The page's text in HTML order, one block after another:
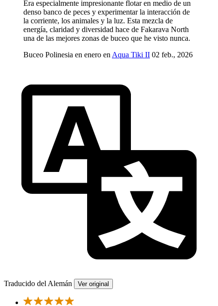
Era especialmente impresionante flotar en medio de un
denso banco de peces y experimentar la interacción de
la corriente, los animales y la luz. Esta mezcla de
energía, claridad y diversidad hace de Fakarava North
una de las mejores zonas de buceo que he visto nunca.
Buceo Polinesia en enero en Aqua Tiki II 02 feb., 2026
Traducido del Alemán Ver original